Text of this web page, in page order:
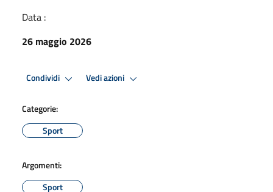
Data :
26 maggio 2026
Condividi Vedi azioni
Categorie:
Sport
Argomenti:
Sport